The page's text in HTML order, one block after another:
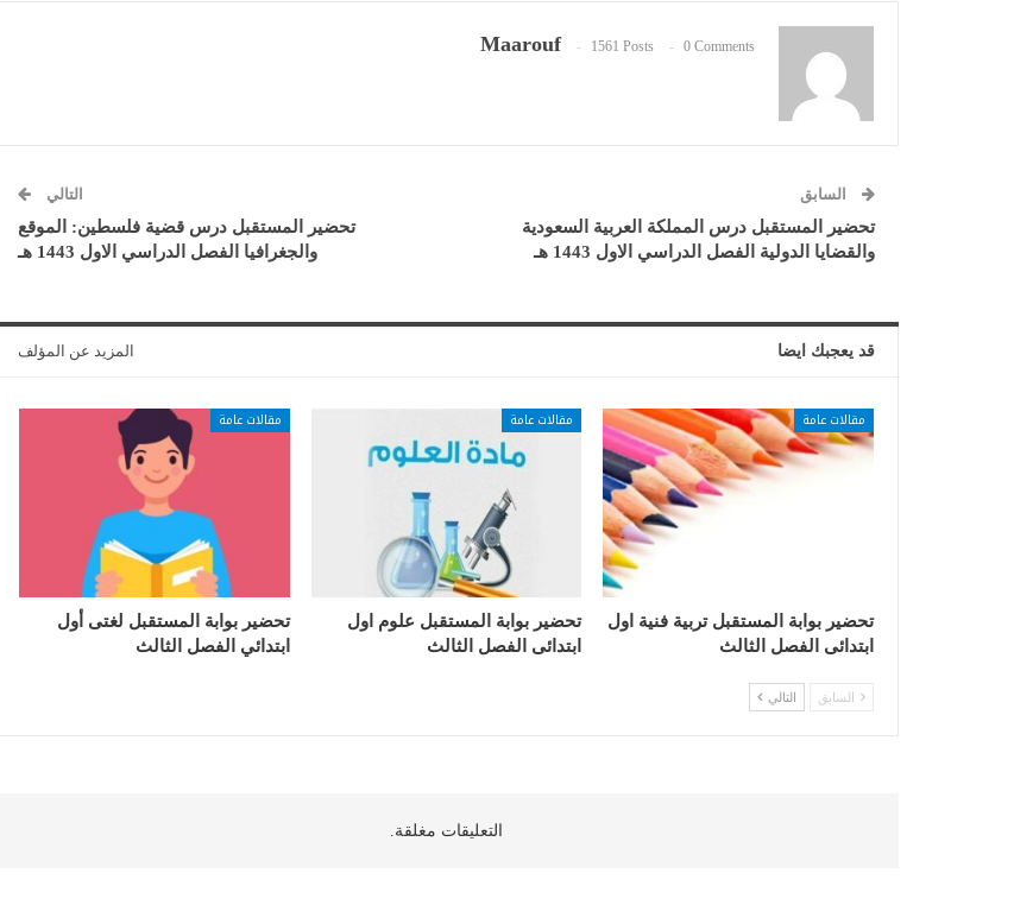
Maarouf 1561 Posts 0 Comments
السابق
تحضير المستقبل درس المملكة العربية السعودية
والقضايا الدولية الفصل الدراسي الاول 1443 هـ
التالي
تحضير المستقبل درس قضية فلسطين: الموقع
والجغرافيا الفصل الدراسي الاول 1443 هـ
قد يعجبك ايضا المزيد عن المؤلف
مقالات عامة
تحضير بوابة المستقبل تربية فنية اول
ابتدائى الفصل الثالث
مقالات عامة
تحضير بوابة المستقبل علوم اول
ابتدائى الفصل الثالث
مقالات عامة
تحضير بوابة المستقبل لغتى أول
ابتدائي الفصل الثالث
السابق التالي
التعليقات مغلقة.